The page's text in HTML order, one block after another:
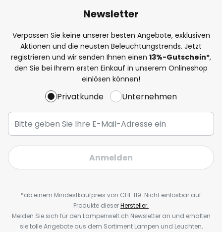
Newsletter
Verpassen Sie keine unserer besten Angebote, exklusiven
Aktionen und die neusten Beleuchtungstrends. Jetzt
registrieren und wir senden Ihnen einen 13%-Gutschein*,
den Sie bei Ihrem ersten Einkauf in unserem Onlineshop
einlösen können!
Privatkunde Unternehmen
Anmelden
*ab einem Mindestkaufpreis von CHF 119. Nicht einlösbar auf
Produkte dieserHersteller.
Melden Sie sich für den Lampenwelt.ch Newsletter an und erhalten
sie tolle Angebote aus dem Sortiment Lampen und Leuchten,